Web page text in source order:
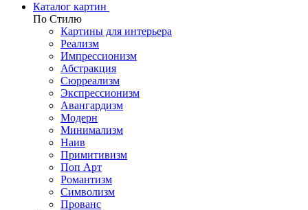
Каталог картин
По Стилю
Картины для интерьера
Реализм
Импрессионизм
Абстракция
Сюрреализм
Экспрессионизм
Авангардизм
Модерн
Минимализм
Наив
Примитивизм
Поп Арт
Романтизм
Символизм
Прованс